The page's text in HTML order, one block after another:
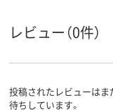
レビュー（0件）
投稿されたレビューは
待ちしています。